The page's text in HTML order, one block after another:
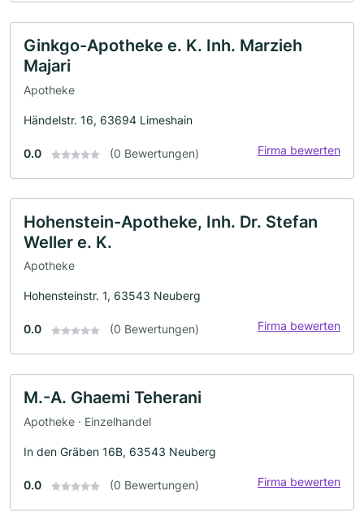
Ginkgo-Apotheke e. K. Inh. Marzieh
Majari
Apotheke
Händelstr. 16, 63694 Limeshain
0.0 (0 Bewertungen) Firma bewerten
Hohenstein-Apotheke, Inh. Dr. Stefan
Weller e. K.
Apotheke
Hohensteinstr. 1, 63543 Neuberg
0.0 (0 Bewertungen) Firma bewerten
M.-A. Ghaemi Teherani
Apotheke · Einzelhandel
In den Gräben 16B, 63543 Neuberg
0.0 (0 Bewertungen) Firma bewerten